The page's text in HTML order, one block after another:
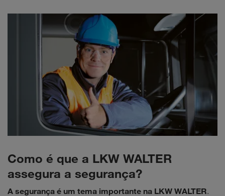
Como é que a LKW WALTER
assegura a segurança?
A segurança é um tema importante na LKW WALTER.